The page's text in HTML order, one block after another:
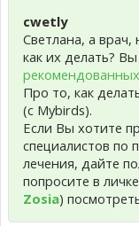
cwetly
Светлана, а
как их делать?
рекомендованных
Про то, как
(с Mybirds).
Если Вы хотите
специалистов по
лечения, дайте
попросите в
Zosia)